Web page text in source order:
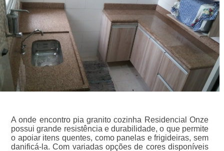
A onde encontro pia granito cozinha Residencial Onze
possui grande resistência e durabilidade, o que permite
o apoiar itens quentes, como panelas e frigideiras, sem
danificá-la. Com variadas opções de cores disponíveis